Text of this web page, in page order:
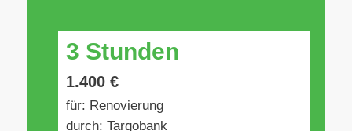
3 Stunden
1.400 €
für: Renovierung
durch: Targobank